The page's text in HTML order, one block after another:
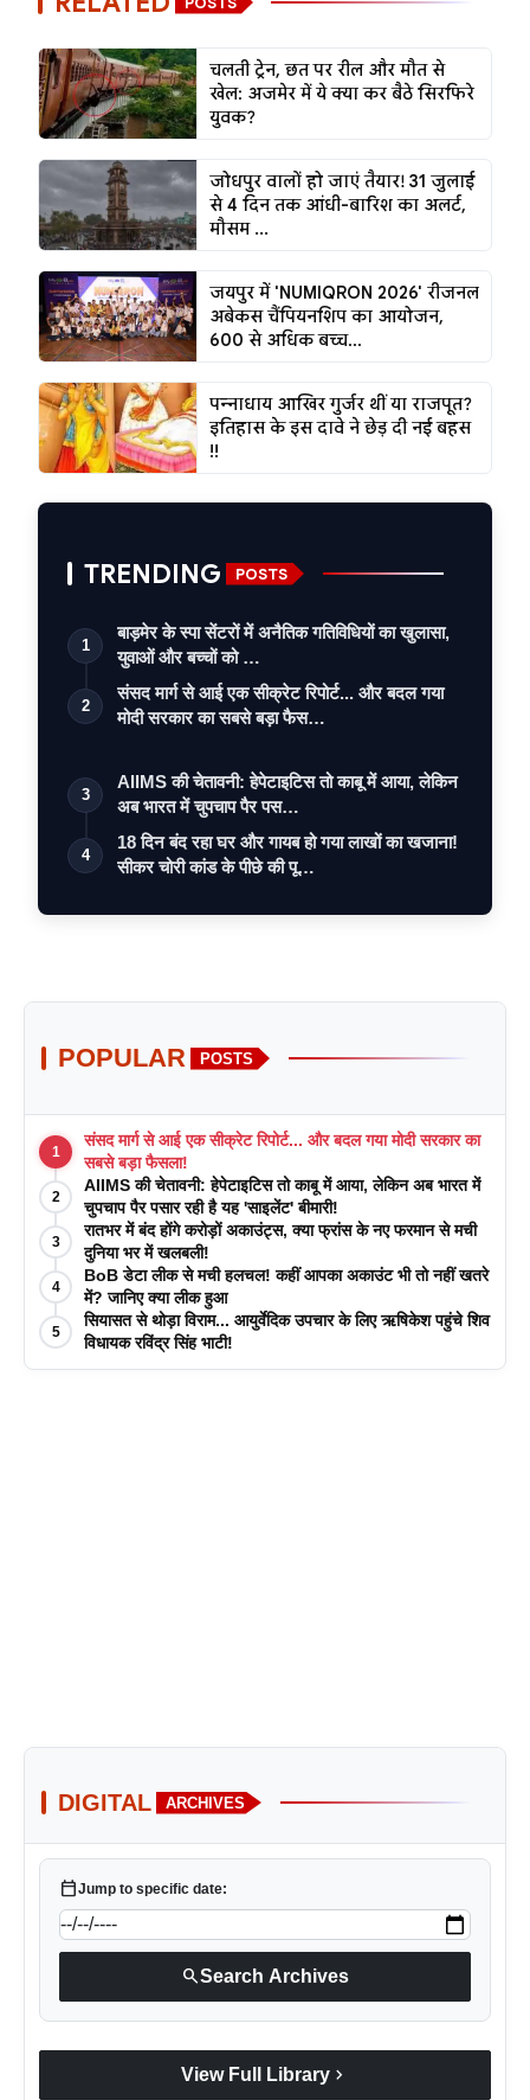
चलती ट्रेन, छत पर रील और मौत से
खेल: अजमेर में ये क्या कर बैठे सिरफिरे
युवक?
जोधपुर वालों हो जाएं तैयार! 31 जुलाई
से 4 दिन तक आंधी-बारिश का अलर्ट,
मौसम ...
जयपुर में 'NUMIQRON 2026' रीजनल
अबेकस चैंपियनशिप का आयोजन,
600 से अधिक बच्च...
पन्नाधाय आखिर गुर्जर थीं या राजपूत?
इतिहास के इस दावे ने छेड़ दी नई बहस
!!
TRENDING POSTS
1
बाड़मेर के स्पा सेंटरों में अनैतिक गतिविधियों का खुलासा,
युवाओं और बच्चों को …
2
संसद मार्ग से आई एक सीक्रेट रिपोर्ट... और बदल गया
मोदी सरकार का सबसे बड़ा फैस…
3
AIIMS की चेतावनी: हेपेटाइटिस तो काबू में आया, लेकिन
अब भारत में चुपचाप पैर पस…
4
18 दिन बंद रहा घर और गायब हो गया लाखों का खजाना!
सीकर चोरी कांड के पीछे की पू…
POPULAR POSTS
1
संसद मार्ग से आई एक सीक्रेट रिपोर्ट... और बदल गया मोदी सरकार का
सबसे बड़ा फैसला!
2
AIIMS की चेतावनी: हेपेटाइटिस तो काबू में आया, लेकिन अब भारत में
चुपचाप पैर पसार रही है यह 'साइलेंट' बीमारी!
3
रातभर में बंद होंगे करोड़ों अकाउंट्स, क्या फ्रांस के नए फरमान से मची
दुनिया भर में खलबली!
4
BoB डेटा लीक से मची हलचल! कहीं आपका अकाउंट भी तो नहीं खतरे
में? जानिए क्या लीक हुआ
5
सियासत से थोड़ा विराम... आयुर्वेदिक उपचार के लिए ऋषिकेश पहुंचे शिव
विधायक रविंद्र सिंह भाटी!
DIGITAL ARCHIVES
calendar_todayJump to specific date:
searchSearch Archives
View Full Library chevron_right